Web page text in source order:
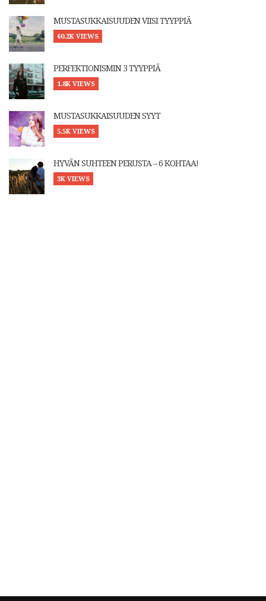
MUSTASUKKAISUUDEN VIISI TYYPPIÄ
60.2K VIEWS
PERFEKTIONISMIN 3 TYYPPIÄ
1.8K VIEWS
MUSTASUKKAISUUDEN SYYT
5.5K VIEWS
HYVÄN SUHTEEN PERUSTA – 6 KOHTAA!
3K VIEWS